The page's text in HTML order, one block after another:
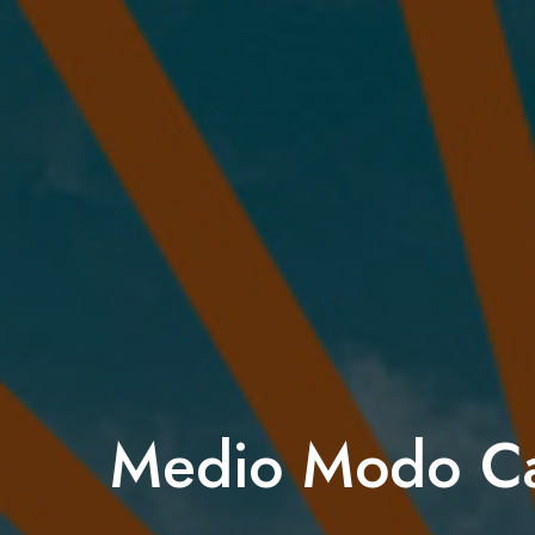
Medio Modo